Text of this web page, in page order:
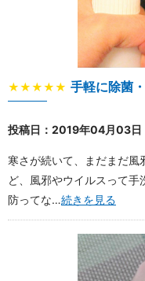
★★★★★ 手軽に除菌
投稿日：2019年04月03日
寒さが続いて、まだまだ風
ど、風邪やウイルスって
防ってな…続きを見る